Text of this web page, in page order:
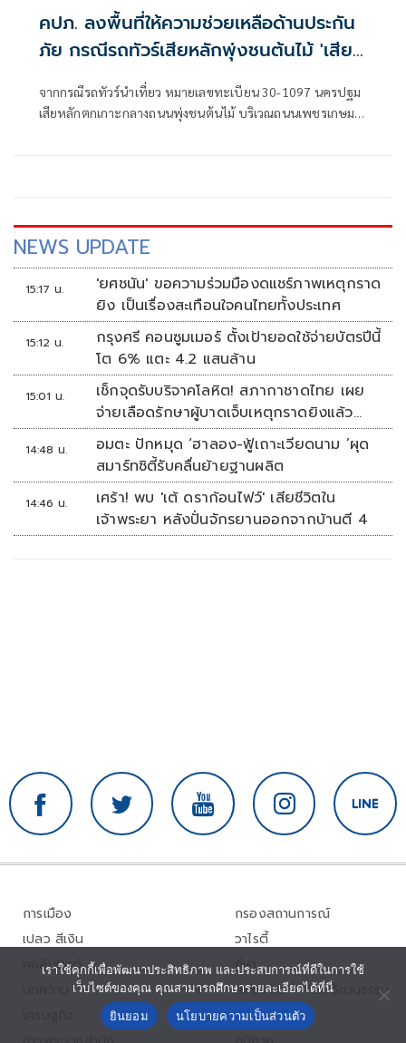
คปภ. ลงพื้นที่ให้ความช่วยเหลือด้านประกัน
ภัย กรณีรถทัวร์เสียหลักพุ่งชนต้นไม้ 'เสีย
ชีวิต 5 ราย - บาดเจ็บจำนวนมาก' ที่จังหวัด
สุราษฎร์ธานี
จากกรณีรถทัวร์นำเที่ยว หมายเลขทะเบียน 30-1097 นครปฐม
เสียหลักตกเกาะกลางถนนพุ่งชนต้นไม้ บริเวณถนนเพชรเกษม
NEWS UPDATE
15:17 น.
'ยศชนัน' ขอความร่วมมืองดแชร์ภาพเหตุกราด
ยิง เป็นเรื่องสะเทือนใจคนไทยทั้งประเทศ
15:12 น.
กรุงศรี คอนซูมเมอร์ ตั้งเป้ายอดใช้จ่ายบัตรปีนี้
โต 6% แตะ 4.2 แสนล้าน
15:01 น.
เช็กจุดรับบริจาคโลหิต! สภากาชาดไทย เผย
จ่ายเลือดรักษาผู้บาดเจ็บเหตุกราดยิงแล้ว
148 ยูนิต
14:48 น.
อมตะ ปักหมุด ‘ฮาลอง-ฟู้เถาะเวียดนาม ’ผุด
สมาร์ทซิตี้รับคลื่นย้ายฐานผลิต
14:46 น.
เศร้า! พบ 'เต้ ดราก้อนไฟว์' เสียชีวิตใน
เจ้าพระยา หลังปั่นจักรยานออกจากบ้านตี 4
การเมือง
เปลว สีเงิน
คอลัมนิสต์
กรองสถานการณ์
วาไรตี้
กีฬา
ท่องเที่ยว – ศิลปวัฒนธรรม
ประชาสัมพันธ์
เราใช้คุกกี้เพื่อพัฒนาประสิทธิภาพ และประสบการณ์ที่ดีในการใช้
เว็บไซต์ของคุณ คุณสามารถศึกษารายละเอียดได้ที่นี่
ยินยอม
นโยบายความเป็นส่วนตัว